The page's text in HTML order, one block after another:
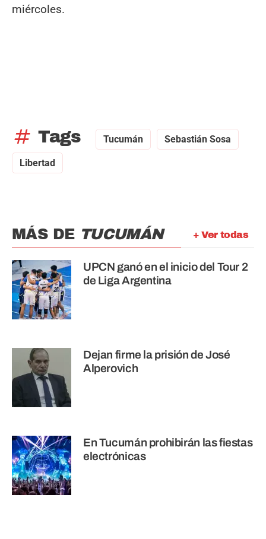
miércoles.
tag Tags Tucumán Sebastián Sosa
Libertad
+ Ver todas
MÁS DE TUCUMÁN
UPCN ganó en el inicio del Tour 2
de Liga Argentina
Dejan firme la prisión de José
Alperovich
En Tucumán prohibirán las fiestas
electrónicas